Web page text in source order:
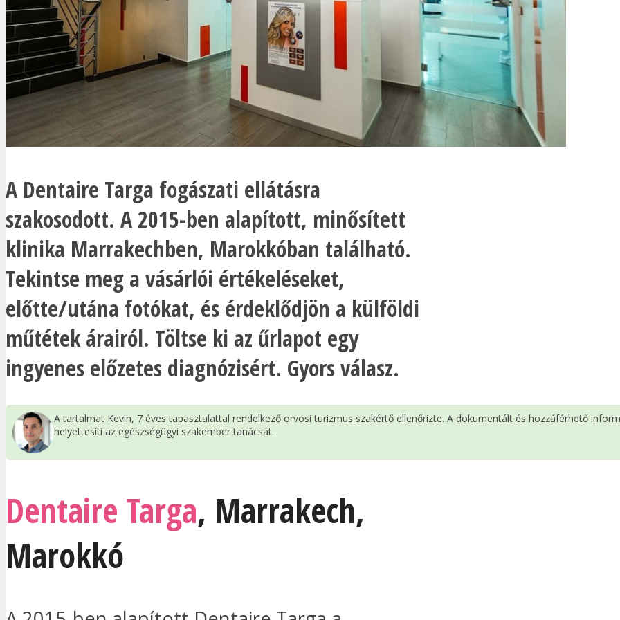
A Dentaire Targa fogászati ellátásra
szakosodott. A 2015-ben alapított, minősített
klinika Marrakechben, Marokkóban található.
Tekintse meg a vásárlói értékeléseket,
előtte/utána fotókat, és érdeklődjön a külföldi
műtétek árairól. Töltse ki az űrlapot egy
ingyenes előzetes diagnózisért. Gyors válasz.
A tartalmat Kevin, 7 éves tapasztalattal rendelkező orvosi turizmus szakértő ellenőrizte. A dokumentált és hozzáférhető
helyettesíti az egészségügyi szakember tanácsát.
Dentaire Targa, Marrakech,
Marokkó